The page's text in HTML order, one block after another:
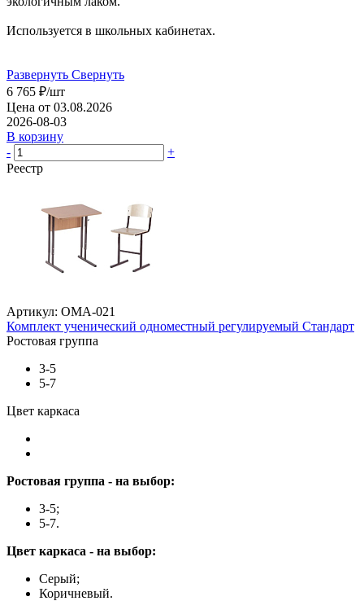
Используется в школьных кабинетах.
Развернуть Свернуть
6 765 ₽/шт
Цена от 03.08.2026
2026-08-03
В корзину
-
+
Реестр
Артикул: ОМА-021
Комплект ученический одноместный регулируемый Стандарт
Ростовая группа
3-5
5-7
Цвет каркаса
Ростовая группа - на выбор:
3-5;
5-7.
Цвет каркаса - на выбор:
Серый;
Коричневый.